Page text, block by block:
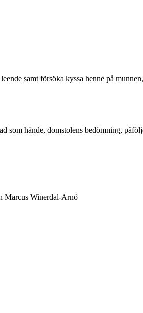
samt försöka kyssa henne på
som hände, domstolens bedömning,
Marcus Winerdal-Arnö